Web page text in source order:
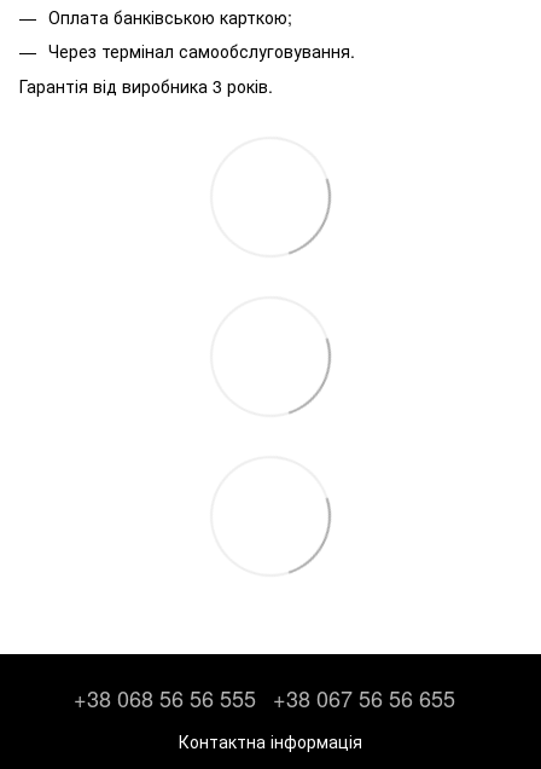
Оплата банківською карткою;
Через термінал самообслуговування.
Гарантія від виробника 3 років.
+38 068 56 56 555 +38 067 56 56 655
Контактна інформація